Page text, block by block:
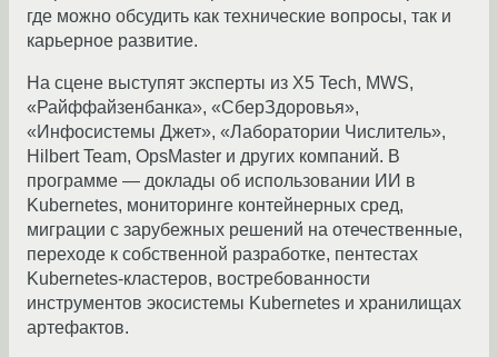
где можно обсудить как технические вопросы, так и
карьерное развитие.
На сцене выступят эксперты из X5 Tech, MWS,
«Райффайзенбанка», «СберЗдоровья»,
«Инфосистемы Джет», «Лаборатории Числитель»,
Hilbert Team, OpsMaster и других компаний. В
программе — доклады об использовании ИИ в
Kubernetes, мониторинге контейнерных сред,
миграции с зарубежных решений на отечественные,
переходе к собственной разработке, пентестах
Kubernetes-кластеров, востребованности
инструментов экосистемы Kubernetes и хранилищах
артефактов.